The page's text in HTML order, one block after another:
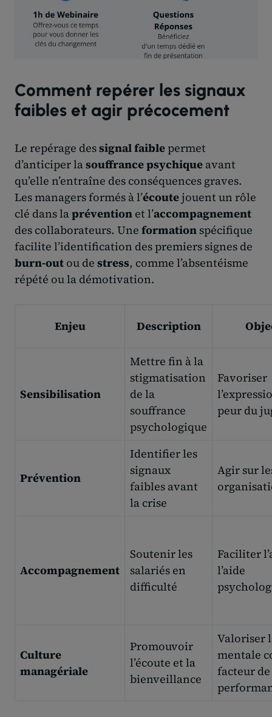
Comment repérer les signaux
faibles et agir précocement
Le repérage dessignal faible permet
d’anticiper lasouffrance psychique avant
qu’elle n’entraîne des conséquences graves.
Les managers formés à l’écoutejouent un rôle
clé dans laprévention et l’accompagnement
des collaborateurs. Une formation spécifique
facilite l’identification des premiers signes de
burn-out ou de stress, comme l’absentéisme
répété ou la démotivation.
Enjeu Description
Sensibilisation
Mettre fin à la
stigmatisation
de la
souffrance
psychologique
Favoriser
peur du
Prévention
Identifier les
signaux
faibles avant
la crise
Agir sur
Accompagnement
Soutenir les
salariés en
difficulté
Faciliter
l’aide
Culture
managériale
Promouvoir
l’écoute et la
bienveillance
Valoriser
mentale
facteur de